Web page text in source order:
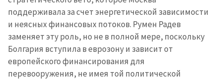
поддерживала за счет энергетической зависимости
и неясных финансовых потоков. Румен Радев
заменяет эту роль, но не в полной мере, поскольку
Болгария вступила в еврозону и зависит от
европейского финансирования для
перевооружения, не имея той политической
МОЯ НОВОСТЬ